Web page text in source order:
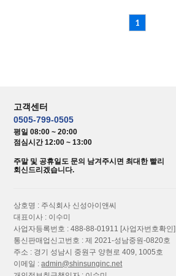
1
고객센터
0505-799-0505
평일 08:00 ~ 20:00
점심시간 12:00 ~ 13:00
주말 및 공휴일도 문의 남겨주시면 최대한 빨리
회신드리겠습니다.
상호명 : 주식회사 신성아이앤씨
대표이사 : 이수미
사업자등록번호 : 488-88-01911 [사업자번호확인]
통신판매업신고번호 : 제 2021-성남중원-0820호
주소 : 경기 성남시 중원구 양현로 409, 1005호
이메일 :admin@shinsunginc.net